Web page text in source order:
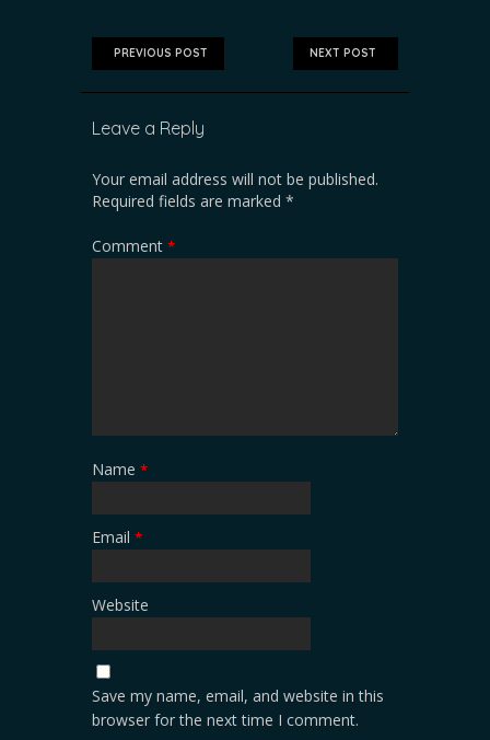
NEXT POST
PREVIOUS POST
Leave a Reply
Your email address will not be published.
Required fields are marked *
Comment *
Name *
Email *
Website
Save my name, email, and website in this
browser for the next time I comment.